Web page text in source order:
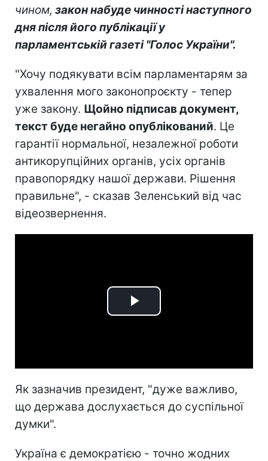
чином, закон набуде чинності наступного
дня після його публікації у
парламентській газеті "Голос України".
"Хочу подякувати всім парламентарям за
ухвалення мого законопроєкту - тепер
уже закону. Щойно підписав документ,
текст буде негайно опублікований. Це
гарантії нормальної, незалежної роботи
антикорупційних органів, усіх органів
правопорядку нашої держави. Рішення
правильне", - сказав Зеленський від час
відеозвернення.
Play
Як зазначив президент, "дуже важливо,
що держава дослухається до суспільної
думки".
Україна є демократією - точно жодних